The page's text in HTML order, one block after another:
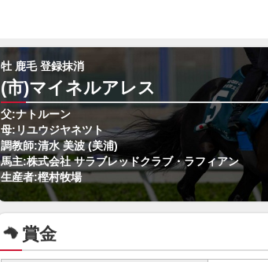
牡 鹿毛 登録抹消
(市)マイネルアレス
父:ナトルーン
母:リユウジヤネツト
調教師:清水 美波 (美浦)
馬主:株式会社 サラブレッドクラブ・ラフィアン
生産者:樫村牧場
賞金